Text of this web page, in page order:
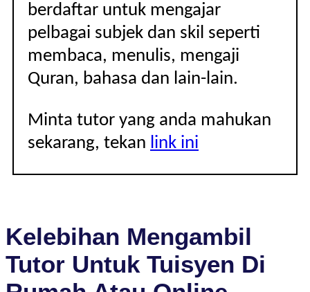
berdaftar untuk mengajar
pelbagai subjek dan skil seperti
membaca, menulis, mengaji
Quran, bahasa dan lain-lain.
Minta tutor yang anda mahukan
sekarang, tekan link ini
Kelebihan Mengambil
Tutor Untuk Tuisyen Di